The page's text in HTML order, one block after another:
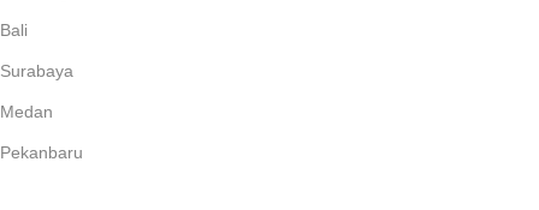
Bali
Surabaya
Medan
Pekanbaru